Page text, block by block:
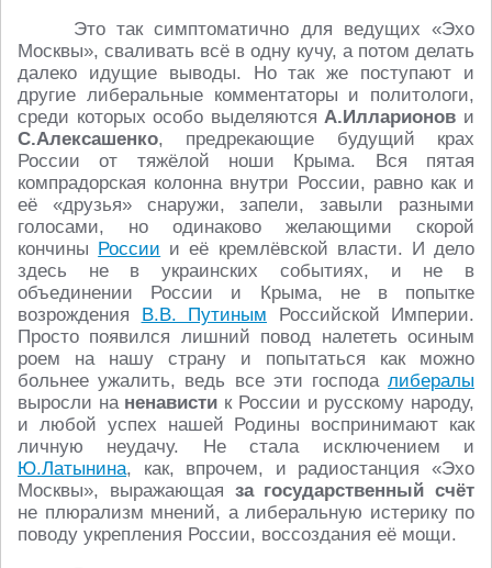
Это так симптоматично для ведущих «Эхо
Москвы», сваливать всё в одну кучу, а потом делать
далеко идущие выводы. Но так же поступают и
другие либеральные комментаторы и политологи,
среди которых особо выделяютсяА.Илларионов и
С.Алексашенко, предрекающие будущий крах
России от тяжёлой ноши Крыма. Вся пятая
компрадорская колонна внутри России, равно как и
её «друзья» снаружи, запели, завыли разными
голосами, но одинаково желающими скорой
кончины России и её кремлёвской власти. И дело
здесь не в украинских событиях, и не в
объединении России и Крыма, не в попытке
возрождения В.В. Путиным Российской Империи.
Просто появился лишний повод налететь осиным
роем на нашу страну и попытаться как можно
больнее ужалить, ведь все эти господа либералы
выросли на ненависти к России и русскому народу,
и любой успех нашей Родины воспринимают как
личную неудачу. Не стала исключением и
Ю.Латынина, как, впрочем, и радиостанция «Эхо
Москвы», выражающая за государственный счёт
не плюрализм мнений, а либеральную истерику по
поводу укрепления России, воссоздания её мощи.